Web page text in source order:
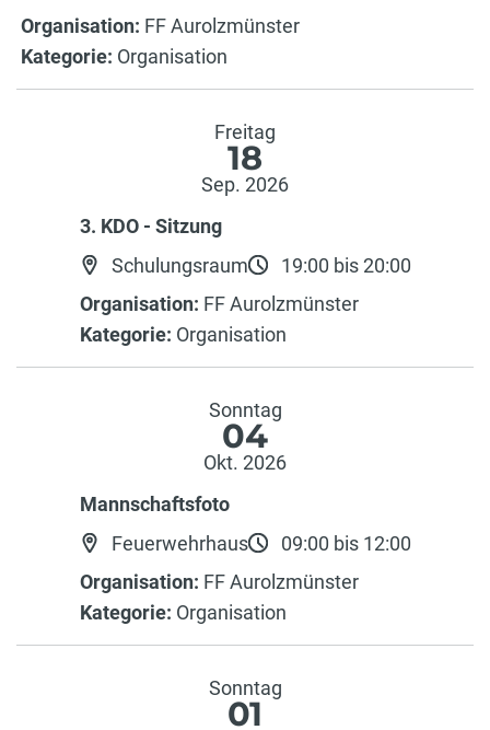
Organisation: FF Aurolzmünster
Kategorie: Organisation
Freitag
18
Sep. 2026
3. KDO - Sitzung
Schulungsraum
19:00 bis 20:00
Organisation: FF Aurolzmünster
Kategorie: Organisation
Sonntag
04
Okt. 2026
Mannschaftsfoto
Feuerwehrhaus
09:00 bis 12:00
Organisation: FF Aurolzmünster
Kategorie: Organisation
Sonntag
01